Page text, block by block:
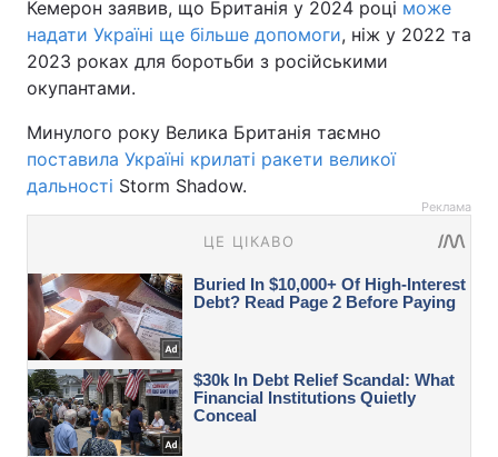
Кемерон заявив, що Британія у 2024 році може
надати Україні ще більше допомоги, ніж у 2022 та
2023 роках для боротьби з російськими
окупантами.
Минулого року Велика Британія таємно
поставила Україні крилаті ракети великої
дальності Storm Shadow.
Реклама